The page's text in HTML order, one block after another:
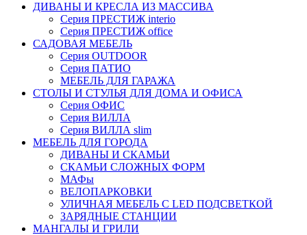
ДИВАНЫ И КРЕСЛА ИЗ МАССИВА
Серия ПРЕСТИЖ interio
Серия ПРЕСТИЖ office
САДОВАЯ МЕБЕЛЬ
Серия OUTDOOR
Серия ПАТИО
МЕБЕЛЬ ДЛЯ ГАРАЖА
СТОЛЫ И СТУЛЬЯ ДЛЯ ДОМА И ОФИСА
Серия ОФИС
Серия ВИЛЛА
Серия ВИЛЛА slim
МЕБЕЛЬ ДЛЯ ГОРОДА
ДИВАНЫ И СКАМЬИ
СКАМЬИ СЛОЖНЫХ ФОРМ
МАФы
ВЕЛО­ПАРКОВКИ
УЛИЧНАЯ МЕБЕЛЬ С LED ПОДСВЕТКОЙ
ЗАРЯДНЫЕ СТАНЦИИ
МАНГАЛЫ И ГРИЛИ